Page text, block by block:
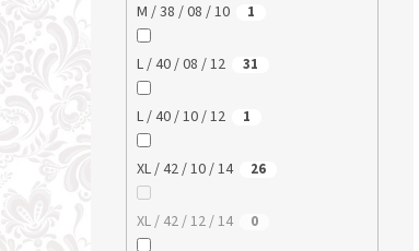
M / 38 / 08 / 10 1
L / 40 / 08 / 12 31
L / 40 / 10 / 12 1
XL / 42 / 10 / 14 26
XL / 42 / 12 / 14 0